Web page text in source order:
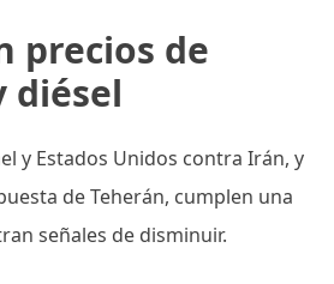
precios de
diésel
y Estados Unidos contra Irán, y
de Teherán, cumplen una
señales de disminuir.